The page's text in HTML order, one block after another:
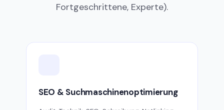
Fortgeschrittene, Experte).
SEO & Suchmaschinenoptimierung